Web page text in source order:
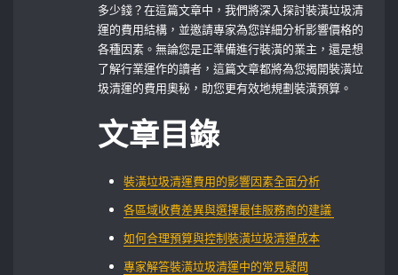
多少錢？在這篇文章中，我們將深入探討裝潢垃圾清
運的費用結構，並邀請專家為您詳細分析影響價格的
各種因素。無論您是正準備進行裝潢的業主，還是想
了解行業運作的讀者，這篇文章都將為您揭開裝潢垃
圾清運的費用奧秘，助您更有效地規劃裝潢預算。
文章目錄
裝潢垃圾清運費用的影響因素全面分析
各區域收費差異與選擇最佳服務商的建議 ​
如何合理預算與控制裝潢垃圾清運成本
專家解答裝潢垃圾清運中的常見疑問